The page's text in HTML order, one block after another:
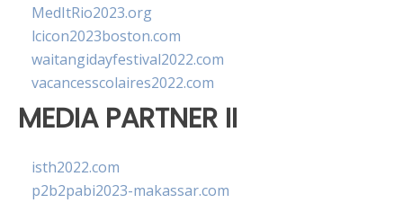
MedItRio2023.org
lcicon2023boston.com
waitangidayfestival2022.com
vacancesscolaires2022.com
MEDIA PARTNER II
isth2022.com
p2b2pabi2023-makassar.com